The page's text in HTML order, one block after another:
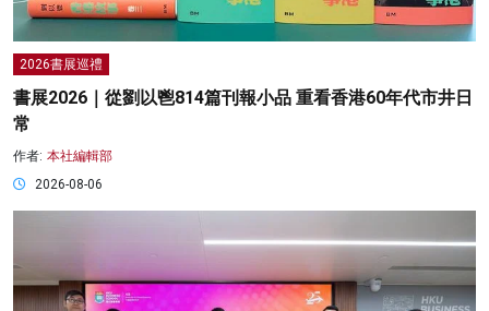
2026書展巡禮
書展2026｜從劉以鬯814篇刊報小品 重看香港60年代市井日
常
作者: 本社編輯部
2026-08-06